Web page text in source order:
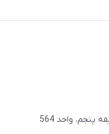
پنجم، واحد 564